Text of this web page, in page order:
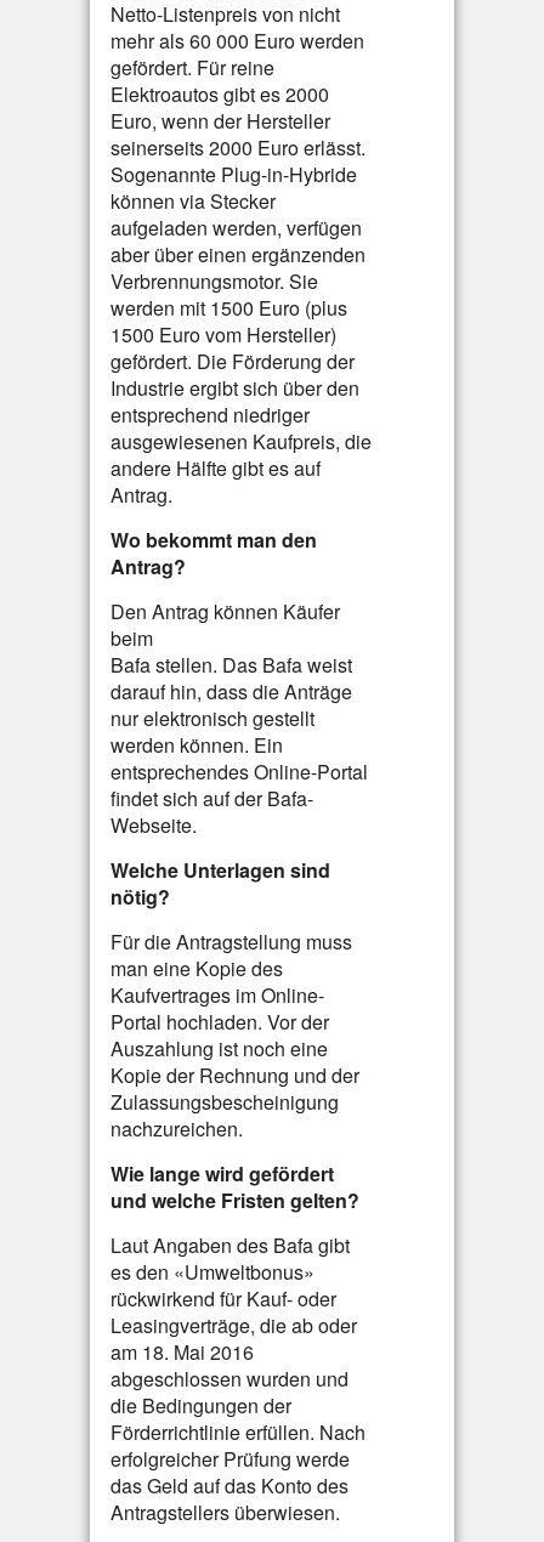
Netto-Listenpreis von nicht
mehr als 60 000 Euro werden
gefördert. Für reine
Elektroautos gibt es 2000
Euro, wenn der Hersteller
seinerseits 2000 Euro erlässt.
Sogenannte Plug-in-Hybride
können via Stecker
aufgeladen werden, verfügen
aber über einen ergänzenden
Verbrennungsmotor. Sie
werden mit 1500 Euro (plus
1500 Euro vom Hersteller)
gefördert. Die Förderung der
Industrie ergibt sich über den
entsprechend niedriger
ausgewiesenen Kaufpreis, die
andere Hälfte gibt es auf
Antrag.
Wo bekommt man den
Antrag?
Den Antrag können Käufer
beim
Bafa stellen. Das Bafa weist
darauf hin, dass die Anträge
nur elektronisch gestellt
werden können. Ein
entsprechendes Online-Portal
findet sich auf der Bafa-
Webseite.
Welche Unterlagen sind
nötig?
Für die Antragstellung muss
man eine Kopie des
Kaufvertrages im Online-
Portal hochladen. Vor der
Auszahlung ist noch eine
Kopie der Rechnung und der
Zulassungsbescheinigung
nachzureichen.
Wie lange wird gefördert
und welche Fristen gelten?
Laut Angaben des Bafa gibt
es den «Umweltbonus»
rückwirkend für Kauf- oder
Leasingverträge, die ab oder
am 18. Mai 2016
abgeschlossen wurden und
die Bedingungen der
Förderrichtlinie erfüllen. Nach
erfolgreicher Prüfung werde
das Geld auf das Konto des
Antragstellers überwiesen.